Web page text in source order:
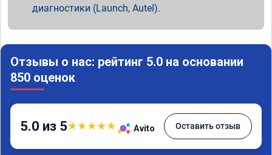
диагностики (Launch, Autel).
Отзывы о нас: рейтинг 5.0 на основании
850 оценок
5.0 из 5★★★★★ Avito Оставить отзыв